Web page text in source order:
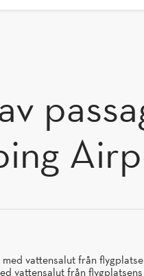
vattensalut från